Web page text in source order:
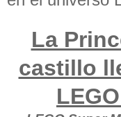
La
castillo